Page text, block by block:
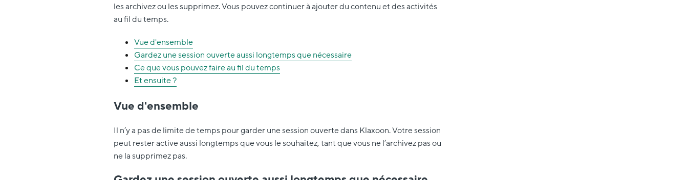
les archivez ou les supprimez. Vous pouvez continuer à ajouter du contenu et des activités
au fil du temps.
Vue d'ensemble
Gardez une session ouverte aussi longtemps que nécessaire
Ce que vous pouvez faire au fil du temps
Et ensuite ?
Vue d'ensemble
Il n’y a pas de limite de temps pour garder une session ouverte dans Klaxoon. Votre session
peut rester active aussi longtemps que vous le souhaitez, tant que vous ne l’archivez pas ou
ne la supprimez pas.